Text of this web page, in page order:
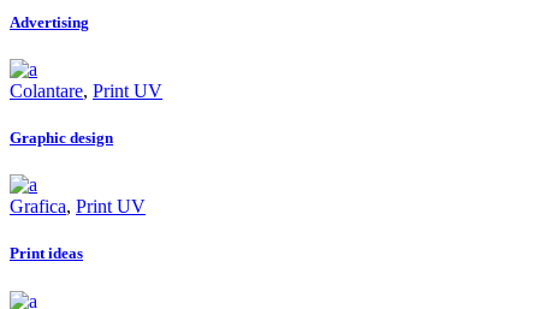
Advertising
Colantare, Print UV
Graphic design
Grafica, Print UV
Print ideas